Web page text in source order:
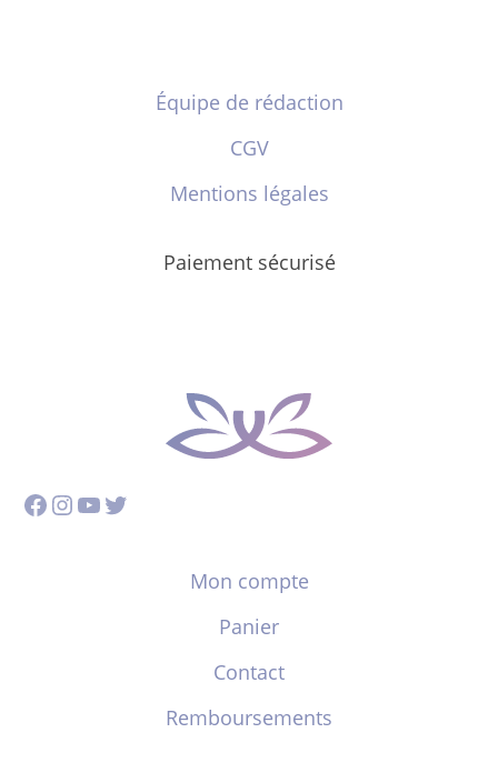
Équipe de rédaction
CGV
Mentions légales
Paiement sécurisé
Facebook
Instagram
YouTube
Twitter
Mon compte
Panier
Contact
Remboursements